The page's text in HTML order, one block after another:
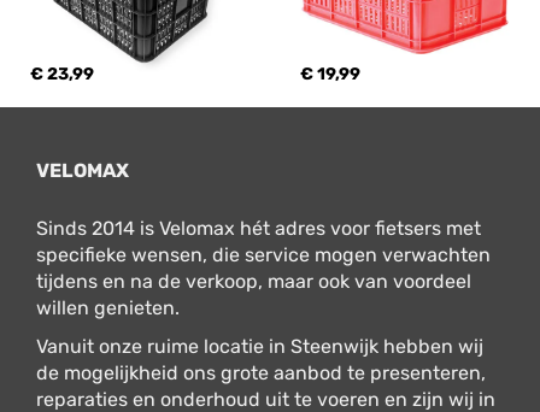
€ 23,99 € 19,99
VELOMAX
Sinds 2014 is Velomax hét adres voor fietsers met
specifieke wensen, die service mogen verwachten
tijdens en na de verkoop, maar ook van voordeel
willen genieten.
Vanuit onze ruime locatie in Steenwijk hebben wij
de mogelijkheid ons grote aanbod te presenteren,
reparaties en onderhoud uit te voeren en zijn wij in